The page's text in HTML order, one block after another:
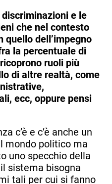
e le
che nel contesto
quello dell’impegno
la percentuale di
ruoli più
di altre realtà, come
ecc, oppure pensi
c’è e c’è anche un
mondo politico ma
uno specchio della
sistema bisogna
tali per cui si fanno